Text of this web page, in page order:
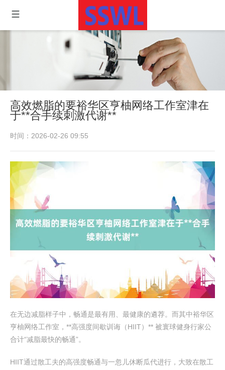
高效燃脂的要裕华区亨柚网络工作室津在
于**合手续刺激代谢**
时间：2026-02-26 09:55
在无边减脂样子中，畅通是最有用、最健康的遴荐。而其中裕华区
亨柚网络工作室，**高强度间歇训诲（HIIT）** 被寰球健身行家公
合计“减脂最快的畅通”。
HIIT通过散工夫的高强度畅通与一忽儿休断瓜代进行，大致在散工